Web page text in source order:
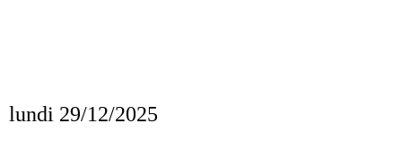
lundi 29/12/2025